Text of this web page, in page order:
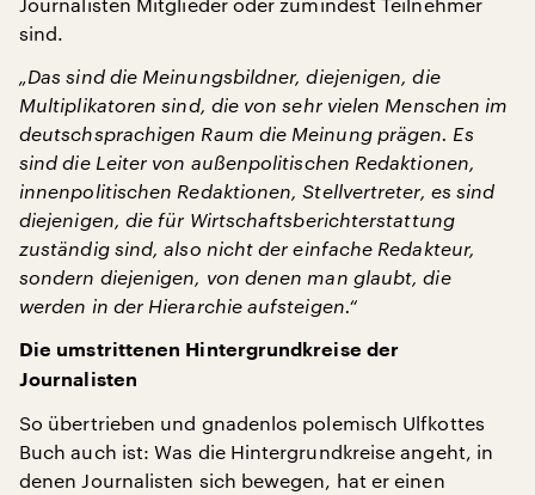
sind.
„Das sind die Meinungsbildner, diejenigen, die
Multiplikatoren sind, die von sehr vielen Menschen im
deutschsprachigen Raum die Meinung prägen. Es
sind die Leiter von außenpolitischen Redaktionen,
innenpolitischen Redaktionen, Stellvertreter, es sind
diejenigen, die für Wirtschaftsberichterstattung
zuständig sind, also nicht der einfache Redakteur,
sondern diejenigen, von denen man glaubt, die
werden in der Hierarchie aufsteigen.“
Die umstrittenen Hintergrundkreise der
Journalisten
So übertrieben und gnadenlos polemisch Ulfkottes
Buch auch ist: Was die Hintergrundkreise angeht, in
denen Journalisten sich bewegen, hat er einen